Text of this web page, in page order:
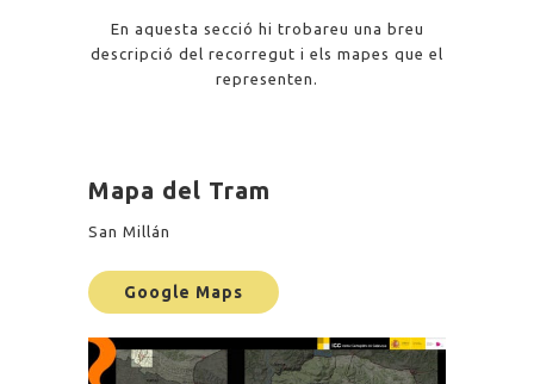
En aquesta secció hi trobareu una breu
descripció del recorregut i els mapes que el
representen.
Mapa del Tram
San Millán
Google Maps